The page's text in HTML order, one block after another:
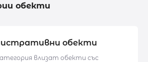
обекти
обекти
влизат обекти със